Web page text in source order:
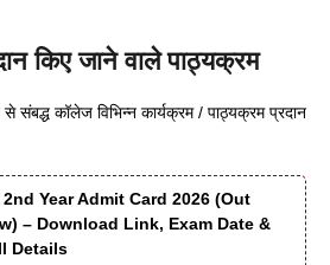
किए जाने वाले पाठ्यक्रम
से संबद्ध कॉलेज विभिन्न कार्यक्रम / पाठ्यक्रम प्रदान
2nd Year Admit Card 2026 (Out
– Download Link, Exam Date &
Details